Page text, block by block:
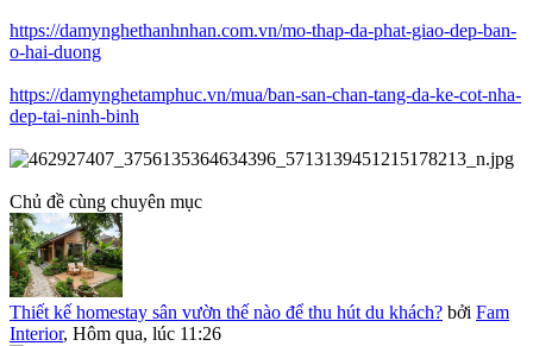
https://damynghethanhnhan.com.vn/mo-thap-da-phat-giao-dep-ban-
o-hai-duong
https://damynghetamphuc.vn/mua/ban-san-chan-tang-da-ke-cot-nha-
dep-tai-ninh-binh
Chủ đề cùng chuyên mục
Thiết kế homestay sân vườn thế nào để thu hút du khách? bởi Fam
Interior, Hôm qua, lúc 11:26